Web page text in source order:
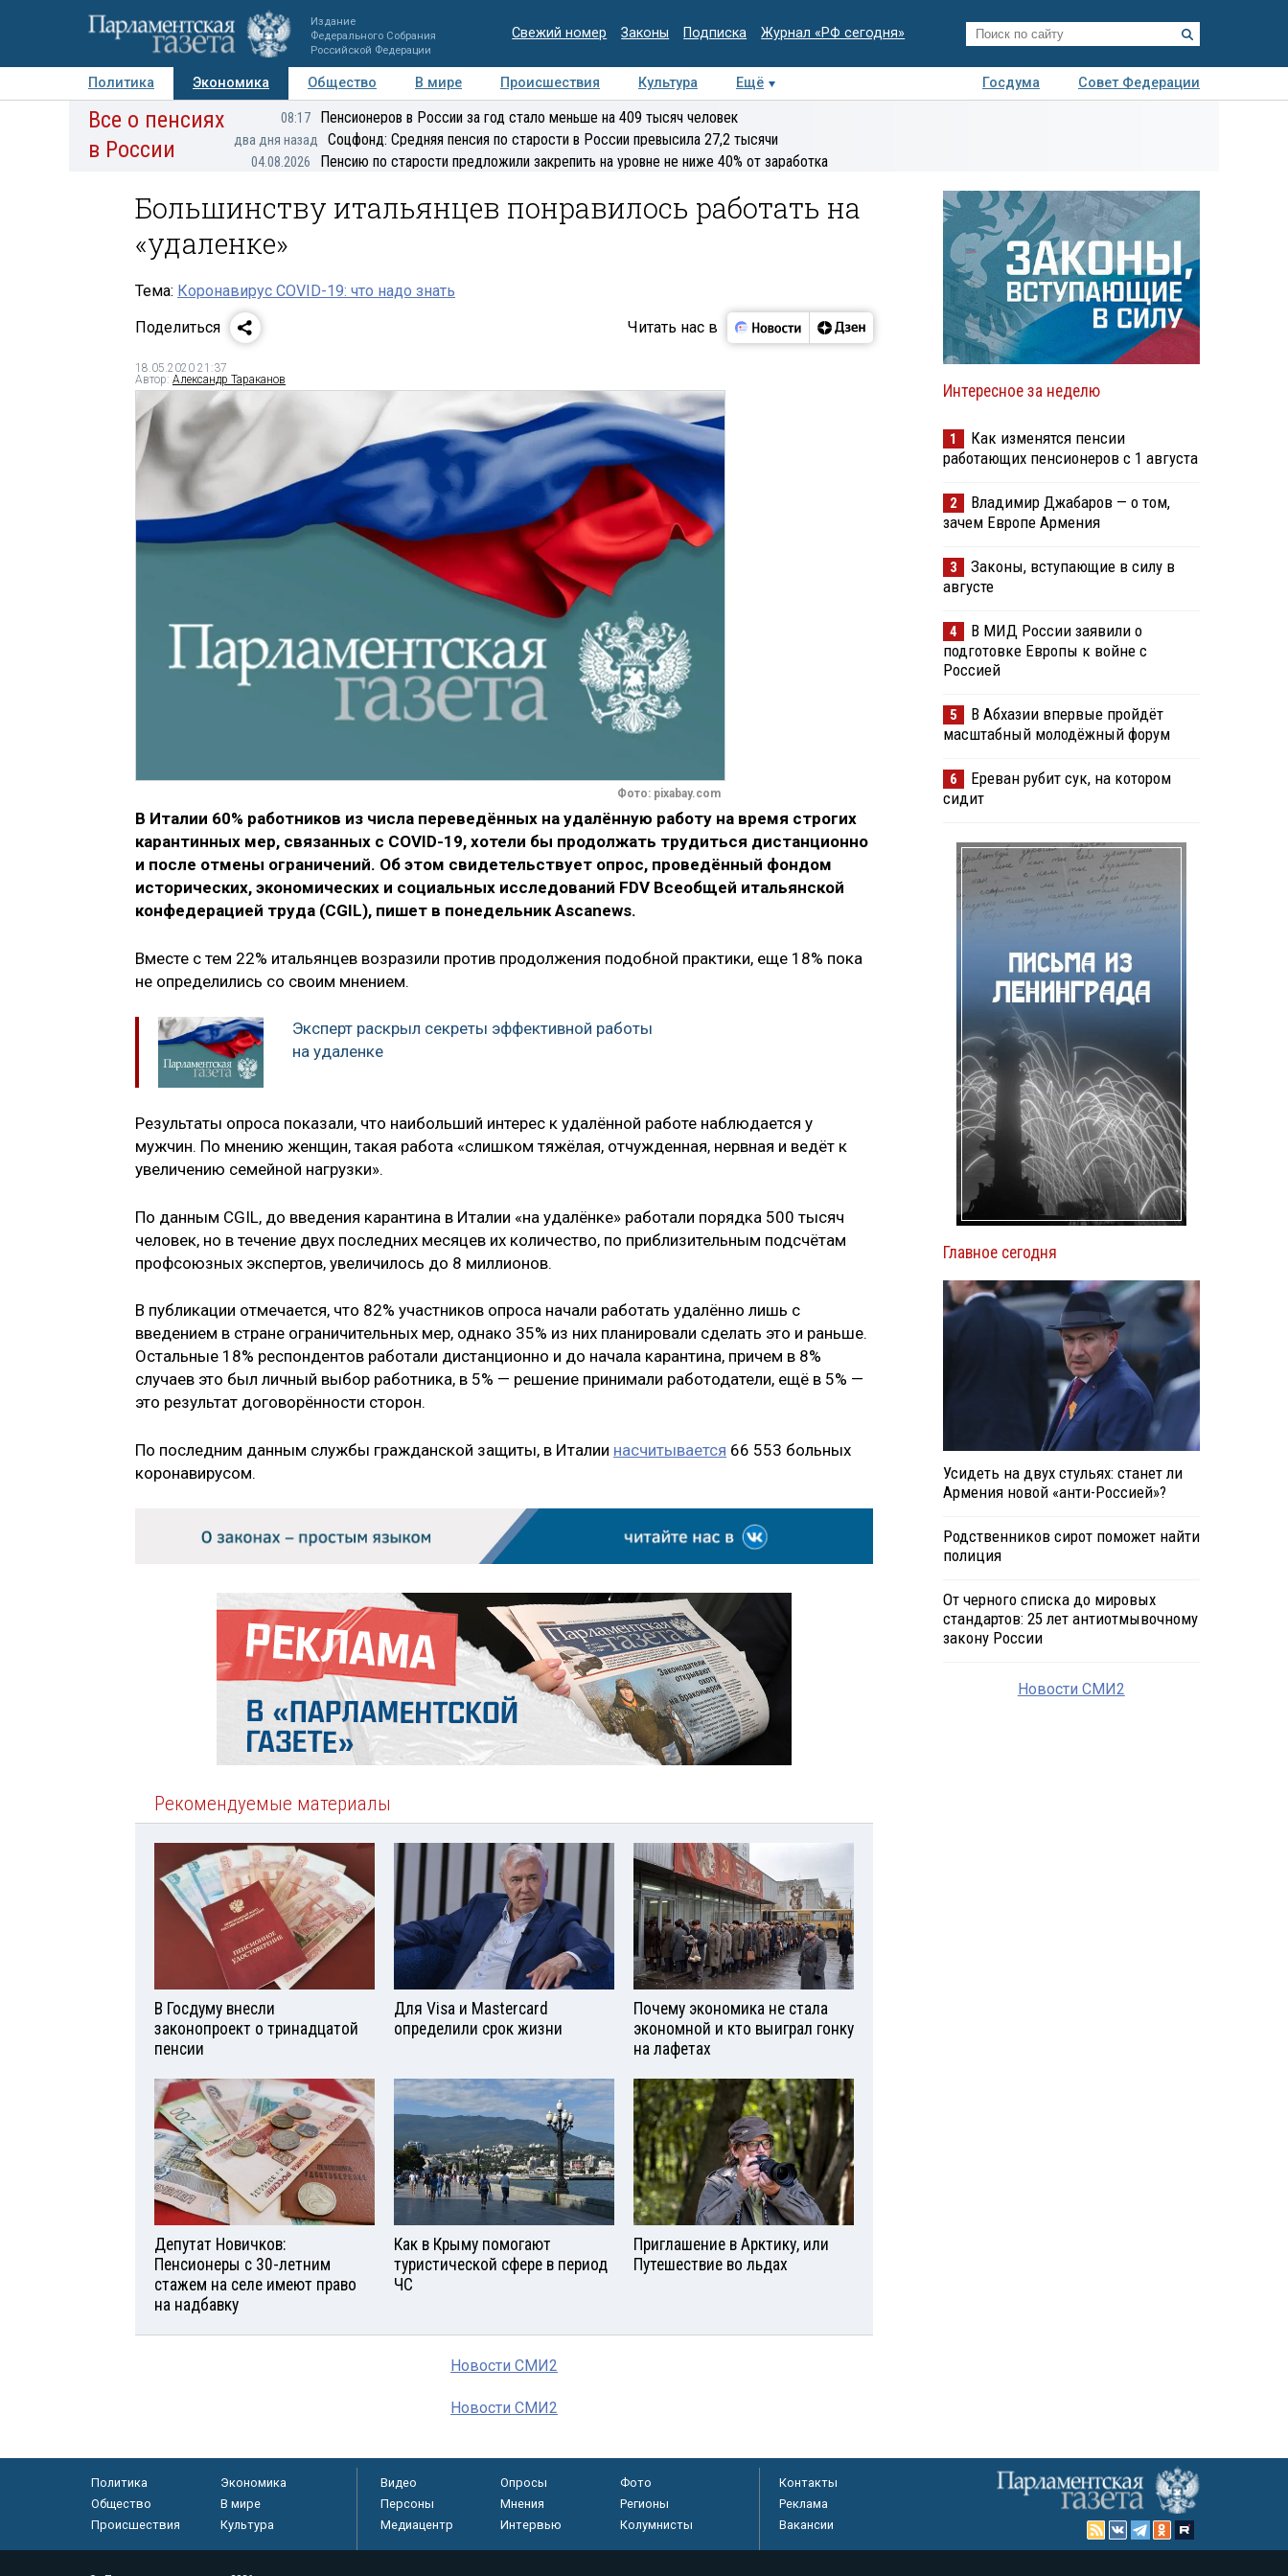
Издание
Федерального Собрания
Российской Федерации
Свежий номер Законы Подписка Журнал «РФ сегодня»
Политика Экономика Общество В мире Происшествия Культура Ещё Госдума
Совет Федерации
Авторы Персоны Мнения Регионы Медиацентр Интервью Колумнисты
Все о пенсиях
в России
08:17 Пенсионеров в России за год стало меньше на 409 тысяч человек
два дня назад Соцфонд: Средняя пенсия по старости в России превысила 27,2 тысячи
04.08.2026 Пенсию по старости предложили закрепить на уровне не ниже 40% от заработка
Большинству итальянцев понравилось работать на
«удаленке»
Тема: Коронавирус COVID-19: что надо знать
Поделиться
Читать нас в
18.05.2020 21:37
Автор: Александр Тараканов
Фото: pixabay.com
В Италии 60% работников из числа переведённых на удалённую работу на время строгих
карантинных мер, связанных с COVID-19, хотели бы продолжать трудиться дистанционно
и после отмены ограничений. Об этом свидетельствует опрос, проведённый фондом
исторических, экономических и социальных исследований FDV Всеобщей итальянской
конфедерацией труда (CGIL), пишет в понедельник Ascanews.
Вместе с тем 22% итальянцев возразили против продолжения подобной практики, еще 18% пока
не определились со своим мнением.
Эксперт раскрыл секреты эффективной работы
на удаленке
Результаты опроса показали, что наибольший интерес к удалённой работе наблюдается у
мужчин. По мнению женщин, такая работа «слишком тяжёлая, отчужденная, нервная и ведёт к
увеличению семейной нагрузки».
По данным CGIL, до введения карантина в Италии «на удалёнке» работали порядка 500 тысяч
человек, но в течение двух последних месяцев их количество, по приблизительным подсчётам
профсоюзных экспертов, увеличилось до 8 миллионов.
В публикации отмечается, что 82% участников опроса начали работать удалённо лишь с
введением в стране ограничительных мер, однако 35% из них планировали сделать это и раньше.
Остальные 18% респондентов работали дистанционно и до начала карантина, причем в 8%
случаев это был личный выбор работника, в 5% — решение принимали работодатели, ещё в 5% —
это результат договорённости сторон.
По последним данным службы гражданской защиты, в Италии насчитывается 66 553 больных
коронавирусом.
Рекомендуемые материалы
В Госдуму внесли
законопроект о тринадцатой
пенсии
Для Visа и Mastercard
определили срок жизни
Почему экономика не стала
экономной и кто выиграл гонку
на лафетах
Депутат Новичков:
Пенсионеры с 30-летним
стажем на селе имеют право
на надбавку
Как в Крыму помогают
туристической сфере в период
ЧС
Приглашение в Арктику, или
Путешествие во льдах
Новости СМИ2
Новости СМИ2
Интересное за неделю
1
Как изменятся пенсии
работающих пенсионеров с 1 августа
2
Владимир Джабаров — о том,
зачем Европе Армения
3
Законы, вступающие в силу в
августе
4
В МИД России заявили о
подготовке Европы к войне с
Россией
5
В Абхазии впервые пройдёт
масштабный молодёжный форум
6
Ереван рубит сук, на котором
сидит
Главное сегодня
Усидеть на двух стульях: станет ли
Армения новой «анти-Россией»?
Родственников сирот поможет найти
полиция
От черного списка до мировых
стандартов: 25 лет антиотмывочному
закону России
Новости СМИ2
Политика
Экономика
Общество
В мире
Происшествия
Культура
Видео Опросы
Фото
Персоны
Мнения
Регионы
Медиацентр
Интервью Колумнисты
Контакты
Реклама
Вакансии